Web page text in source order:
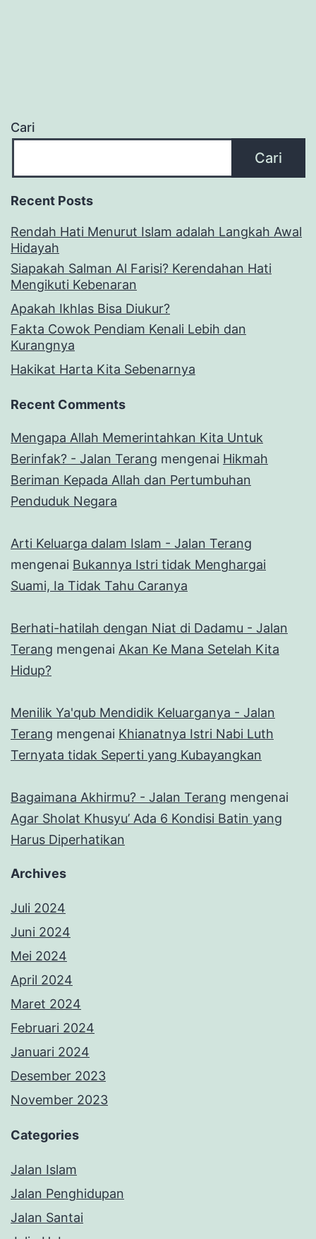
Cari
Cari
Recent Posts
Rendah Hati Menurut Islam adalah Langkah Awal
Hidayah
Siapakah Salman Al Farisi? Kerendahan Hati
Mengikuti Kebenaran
Apakah Ikhlas Bisa Diukur?
Fakta Cowok Pendiam Kenali Lebih dan
Kurangnya
Hakikat Harta Kita Sebenarnya
Recent Comments
Mengapa Allah Memerintahkan Kita Untuk
Berinfak? - Jalan Terang mengenai Hikmah
Beriman Kepada Allah dan Pertumbuhan
Penduduk Negara
Arti Keluarga dalam Islam - Jalan Terang
mengenai Bukannya Istri tidak Menghargai
Suami, Ia Tidak Tahu Caranya
Berhati-hatilah dengan Niat di Dadamu - Jalan
Terang mengenai Akan Ke Mana Setelah Kita
Hidup?
Menilik Ya'qub Mendidik Keluarganya - Jalan
Terang mengenai Khianatnya Istri Nabi Luth
Ternyata tidak Seperti yang Kubayangkan
Bagaimana Akhirmu? - Jalan Terang mengenai
Agar Sholat Khusyu’ Ada 6 Kondisi Batin yang
Harus Diperhatikan
Archives
Juli 2024
Juni 2024
Mei 2024
April 2024
Maret 2024
Februari 2024
Januari 2024
Desember 2023
November 2023
Categories
Jalan Islam
Jalan Penghidupan
Jalan Santai